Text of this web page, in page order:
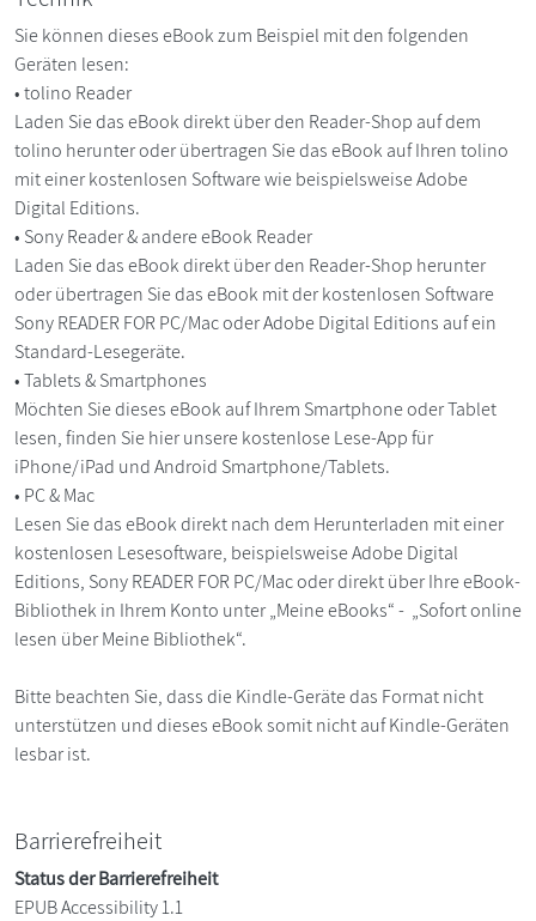
Sie können dieses eBook zum Beispiel mit den folgenden
Geräten lesen:
• tolino Reader
Laden Sie das eBook direkt über den Reader-Shop auf dem
tolino herunter oder übertragen Sie das eBook auf Ihren tolino
mit einer kostenlosen Software wie beispielsweise Adobe
Digital Editions.
• Sony Reader & andere eBook Reader
Laden Sie das eBook direkt über den Reader-Shop herunter
oder übertragen Sie das eBook mit der kostenlosen Software
Sony READER FOR PC/Mac oder Adobe Digital Editions auf ein
Standard-Lesegeräte.
• Tablets & Smartphones
Möchten Sie dieses eBook auf Ihrem Smartphone oder Tablet
lesen, finden Sie hier unsere kostenlose Lese-App für
iPhone/iPad und Android Smartphone/Tablets.
• PC & Mac
Lesen Sie das eBook direkt nach dem Herunterladen mit einer
kostenlosen Lesesoftware, beispielsweise Adobe Digital
Editions, Sony READER FOR PC/Mac oder direkt über Ihre eBook-
Bibliothek in Ihrem Konto unter „Meine eBooks“ - „Sofort online
lesen über Meine Bibliothek“.
Bitte beachten Sie, dass die Kindle-Geräte das Format nicht
unterstützen und dieses eBook somit nicht auf Kindle-Geräten
lesbar ist.
Barrierefreiheit
Status der Barrierefreiheit
EPUB Accessibility 1.1